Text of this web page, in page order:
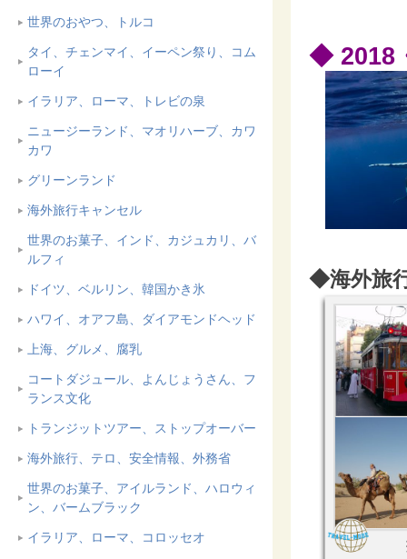
世界のおやつ、トルコ
タイ、チェンマイ、イーペン祭り、コム
ローイ
イラリア、ローマ、トレビの泉
ニュージーランド、マオリハーブ、カワ
カワ
グリーンランド
海外旅行キャンセル
世界のお菓子、インド、カジュカリ、バ
ルフィ
ドイツ、ベルリン、韓国かき氷
ハワイ、オアフ島、ダイアモンドヘッド
上海、グルメ、腐乳
コートダジュール、よんじょうさん、フ
ランス文化
トランジットツアー、ストップオーバー
海外旅行、テロ、安全情報、外務省
世界のお菓子、アイルランド、ハロウィ
ン、バームブラック
イラリア、ローマ、コロッセオ
◆ 2018
◆海外旅